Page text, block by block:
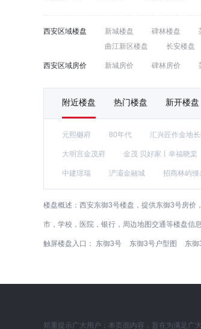
西安区域楼盘 新城楼盘 碑林楼盘
曲江新区楼盘
长安楼盘
西安区域房价 新城房价 碑林房价
附近楼盘 热门楼盘 新开楼盘
元熙樾府 80年代 汇兴匠作金地
大明宫金茂府 金茂 贝好家丨幸福晓棠
中建璟瑞 浐灞金融城 招商林屿缦
楼盘概述： 西安东御3号楼盘，提供东御3号房价
市，学校，医院，银行，周边地图交通等楼盘信息
触屏楼盘入口： 东御3号 东御3号户型图 东
郑重提示广大用户：本页面内容，旨在为满足广